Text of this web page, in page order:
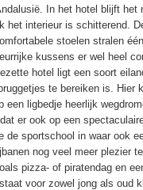
In het hotel blijft
het interieur is schitterend.
stoelen stralen
kussens er wel heel
hotel ligt een soort
te bereiken is. Hier
een ligbedje heerlijk
er ook op een
de sportschool in waar ook
nog veel meer plezier
pizza- of piratendag en
voor zowel jong als oud